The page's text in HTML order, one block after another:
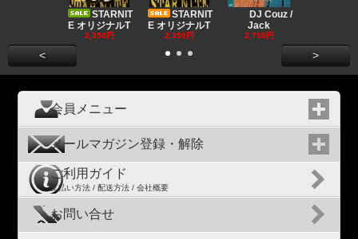
STARNIT
E オリジナルT
2,350円
STARNIT
E オリジナルT
2,350円
DJ Couz /
Jack
2,750円
< >
会員メニュー
メールマガジン登録・解除
ご利用ガイド
支払い方法 / 配送方法 / 会社概要
お問い合せ